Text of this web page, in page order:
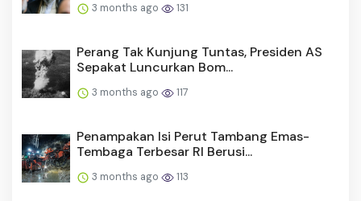
3 months ago 131
Perang Tak Kunjung Tuntas, Presiden AS
Sepakat Luncurkan Bom...
3 months ago 117
Penampakan Isi Perut Tambang Emas-
Tembaga Terbesar RI Berusi...
3 months ago 113